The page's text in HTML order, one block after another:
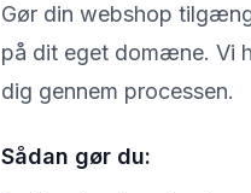
Gør din webshop
på dit eget domæne. Vi
dig gennem processen.
Sådan gør du: